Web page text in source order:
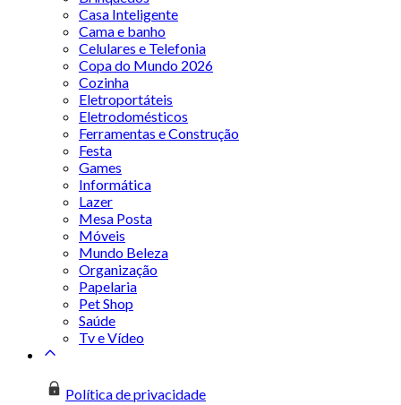
Casa Inteligente
Cama e banho
Celulares e Telefonia
Copa do Mundo 2026
Cozinha
Eletroportáteis
Eletrodomésticos
Ferramentas e Construção
Festa
Games
Informática
Lazer
Mesa Posta
Móveis
Mundo Beleza
Organização
Papelaria
Pet Shop
Saúde
Tv e Vídeo
Política de privacidade